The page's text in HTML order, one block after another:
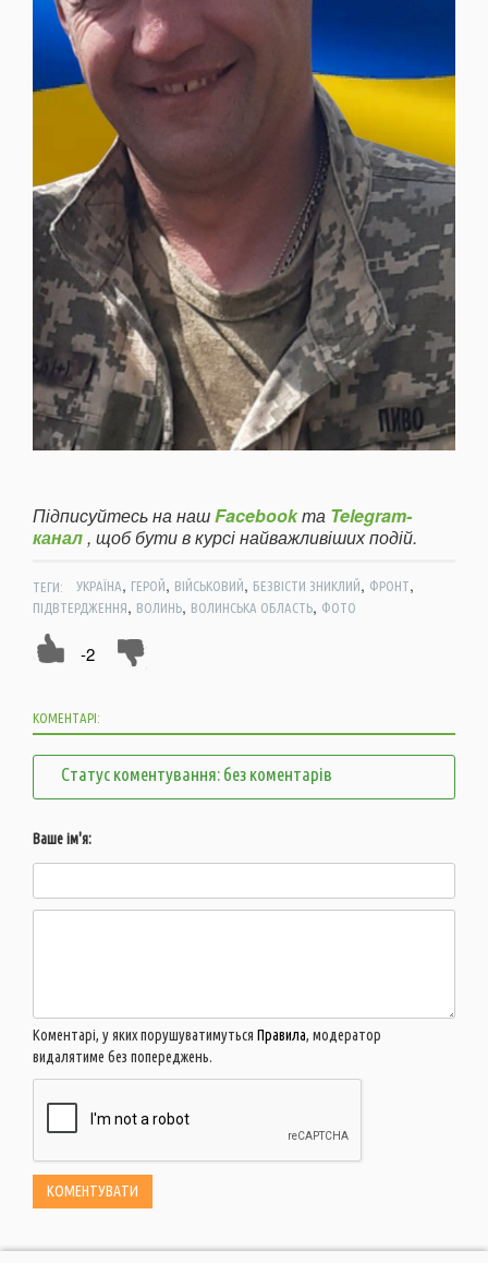
Підписуйтесь на нашFacebookта Telegram-
канал, щоб бути в курсі найважливіших подій.
ТЕГИ: УКРАЇНА, ГЕРОЙ, ВІЙСЬКОВИЙ, БЕЗВІСТИ ЗНИКЛИЙ, ФРОНТ,
ПІДВТЕРДЖЕННЯ, ВОЛИНЬ, ВОЛИНСЬКА ОБЛАСТЬ, ФОТО
-2
КОМЕНТАРІ:
Статус коментування: без коментарів
Ваше ім'я:
Коментарі, у яких порушуватимуться Правила, модератор
видалятиме без попереджень.